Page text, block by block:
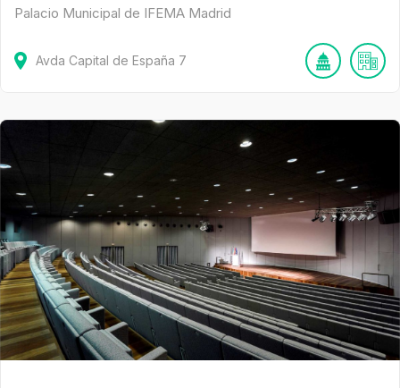
Palacio Municipal de IFEMA Madrid
Avda Capital de España 7